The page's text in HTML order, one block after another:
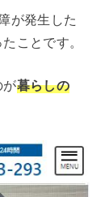
が発生した
ことです。
暮らしの